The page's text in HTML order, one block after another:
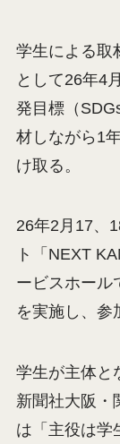
学生による取
として26年4
発目標（
材しながら1
け取る。
26年2月17、
ト「NEXT
ービスホール
を実施し、参
学生が主体と
新聞社大阪・
は「主役は学